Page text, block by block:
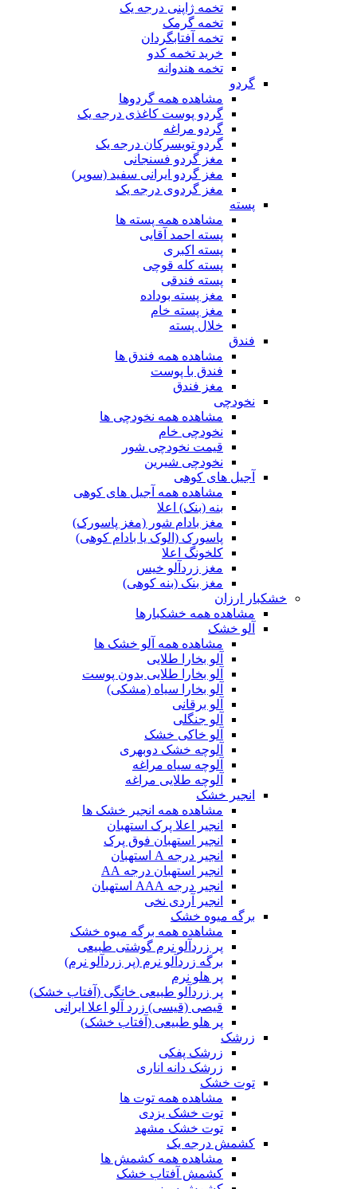
تخمه ژاپنی درجه یک
تخمه گرمک
تخمه آفتابگردان
خرید تخمه کدو
تخمه هندوانه
گردو
مشاهده همه گردوها
گردو پوست کاغذی درجه یک
گردو مراغه
گردو تویسرکان درجه یک
مغز گردو فسنجانی
مغز گردو ایرانی سفید (سوپر)
مغز گردوی درجه یک
پسته
مشاهده همه پسته ها
پسته احمد آقایی
پسته اکبری
پسته کله قوچی
پسته فندقی
مغز پسته بوداده
مغز پسته خام
خلال پسته
فندق
مشاهده همه فندق ها
فندق با پوست
مغز فندق
نخودچی
مشاهده همه نخودچی ها
نخودچی خام
قیمت نخودچی شور
نخودچی شیرین
آجیل های کوهی
مشاهده همه آجیل های کوهی
بنه (بنک) اعلا
مغز بادام شور (مغز پاسورک)
پاسورک (الوک یا بادام کوهی)
کلخونگ اعلا
مغز زردآلو خیس
مغز بنک (بنه کوهی)
خشکبار ارزان
مشاهده همه خشکبارها
آلو خشک
مشاهده همه آلو خشک ها
آلو بخارا طلایی
آلو بخارا طلایی بدون پوست
آلو بخارا سیاه (مشکی)
آلو برقانی
آلو جنگلی
آلو خاکی خشک
آلوچه خشک دوبهری
آلوچه سیاه مراغه
آلوچه طلایی مراغه
انجیر خشک
مشاهده همه انجیر خشک ها
انجیر اعلا پرک استهبان
انجیر استهبان فوق پرک
انجیر درجه A استهبان
انجیر استهبان درجه AA
انجیر درجه AAA استهبان
انجیر آردی نخی
برگه میوه خشک
مشاهده همه برگه میوه خشک
پر زردآلو نرم گوشتی طبیعی
برگه زردآلو نرم (پر زردآلو نرم)
پر هلو نرم
پر زردآلو طبیعی خانگی (آفتاب خشک)
قیصی (قیسی) زرد آلو اعلا ایرانی
پر هلو طبیعی (آفتاب خشک)
زرشک
زرشک پفکی
زرشک دانه اناری
توت خشک
مشاهده همه توت ها
توت خشک یزدی
توت خشک مشهد
کشمش درجه یک
مشاهده همه کشمش ها
کشمش آفتاب خشک